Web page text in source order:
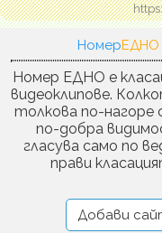
НомерЕДНО
Номер ЕДНО е
видеоклипове.
толкова по-нагоре
по-добра
гласува само по
прави
Добави